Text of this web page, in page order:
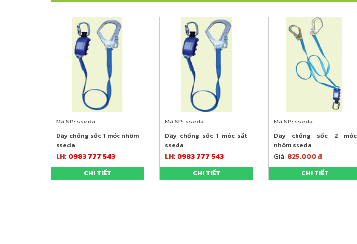
Mã SP: sseda
Dây chống sốc 1 móc nhôm
sseda
LH: 0983 777 543
CHI TIẾT
Mã SP: sseda
Dây chống sốc 1 móc sắt
sseda
LH: 0983 777 543
CHI TIẾT
Mã SP: sseda
Dây chống sốc 2 móc
nhôm sseda
Giá:825.000 đ
CHI TIẾT